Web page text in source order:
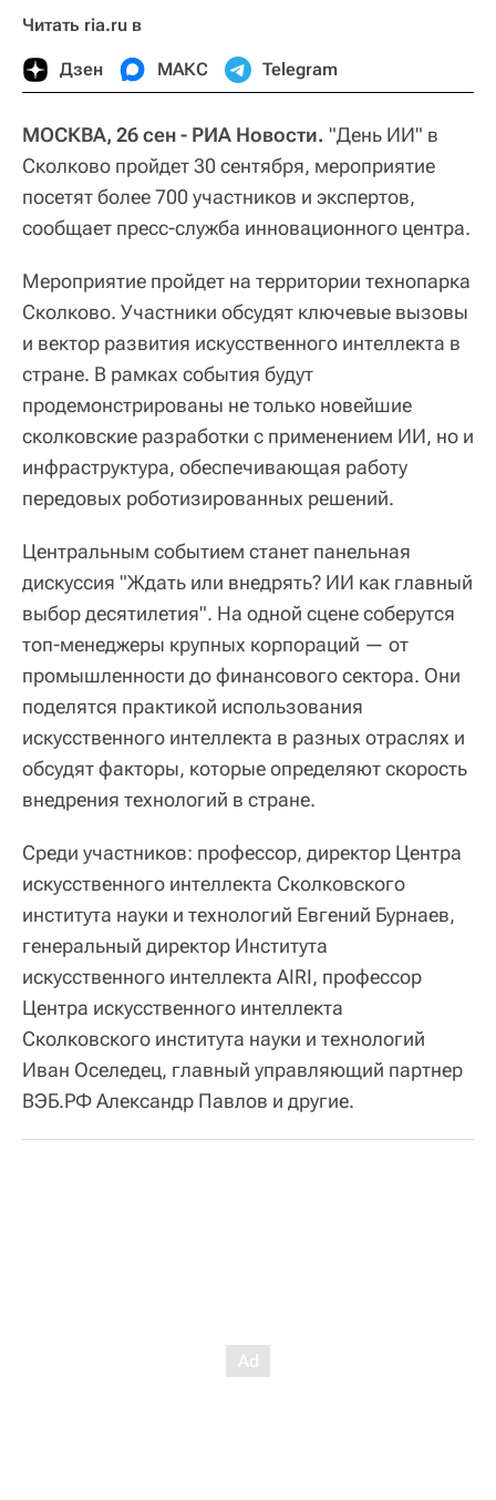
Читать ria.ru в
Дзен МАКС Telegram
МОСКВА, 26 сен - РИА Новости. "День ИИ" в
Сколково пройдет 30 сентября, мероприятие
посетят более 700 участников и экспертов,
сообщает пресс-служба инновационного центра.
Мероприятие пройдет на территории технопарка
Сколково. Участники обсудят ключевые вызовы
и вектор развития искусственного интеллекта в
стране. В рамках события будут
продемонстрированы не только новейшие
сколковские разработки с применением ИИ, но и
инфраструктура, обеспечивающая работу
передовых роботизированных решений.
Центральным событием станет панельная
дискуссия "Ждать или внедрять? ИИ как главный
выбор десятилетия". На одной сцене соберутся
топ-менеджеры крупных корпораций — от
промышленности до финансового сектора. Они
поделятся практикой использования
искусственного интеллекта в разных отраслях и
обсудят факторы, которые определяют скорость
внедрения технологий в стране.
Среди участников: профессор, директор Центра
искусственного интеллекта Сколковского
института науки и технологий Евгений Бурнаев,
генеральный директор Института
искусственного интеллекта AIRI, профессор
Центра искусственного интеллекта
Сколковского института науки и технологий
Иван Оселедец, главный управляющий партнер
ВЭБ.РФ Александр Павлов и другие.